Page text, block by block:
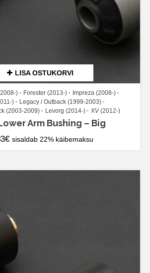
LISA OSTUKORVI
) Forester (2013-)
Impreza (2008-)
)
Legacy / Outback (1999-2003)
(2003-2009)
Levorg (2014-) XV (2012-)
Arm Bushing – Big
€ sisaldab 22% käibemaksu